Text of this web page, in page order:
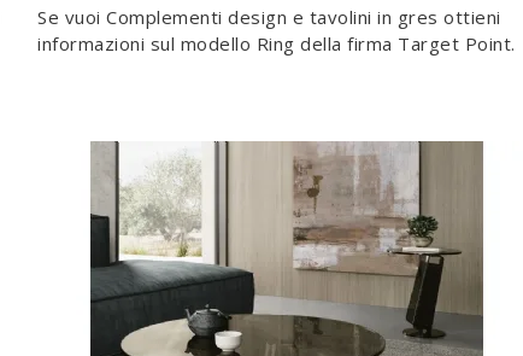
Se vuoi Complementi design e tavolini in gres ottieni
informazioni sul modello Ring della firma Target Point.